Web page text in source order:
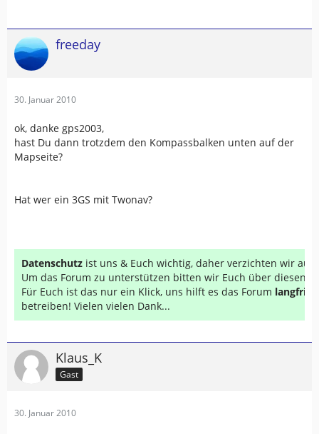
freeday
30. Januar 2010
ok, danke gps2003,
hast Du dann trotzdem den Kompassbalken unten auf der
Mapseite?
Hat wer ein 3GS mit Twonav?
Datenschutz ist uns & Euch wichtig, daher verzichten wir auf
Um das Forum zu unterstützen bitten wir Euch über diesen
Für Euch ist das nur ein Klick, uns hilft es das Forum
betreiben! Vielen vielen Dank...
Klaus_K
Gast
30. Januar 2010